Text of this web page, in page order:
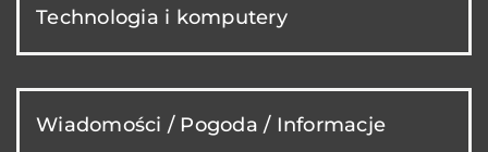
Technologia i komputery
Wiadomości / Pogoda / Informacje